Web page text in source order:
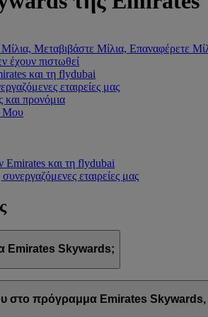
Μεταβιβάστε Μίλια, Επαναφέρετε
έχουν πιστωθεί
και τη flydubai
εταιρείες μας
προνόμια
Μου
Emirates και τη flydubai
εταιρείες μας
Emirates Skywards;
είναι το βραβευμένο πρόγραμμα
σειρά προνομίων και εμπειριών
στο πρόγραμμα Emirates